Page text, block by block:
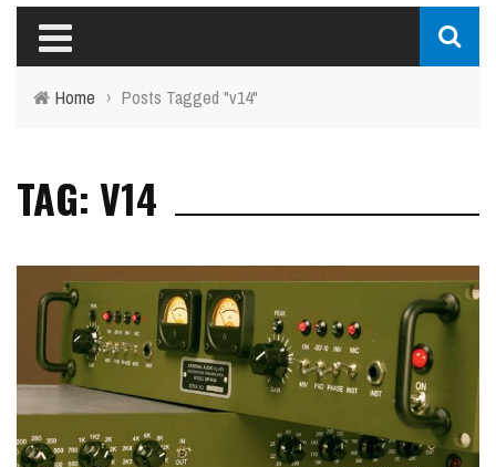
Home › Posts Tagged "v14"
TAG: V14